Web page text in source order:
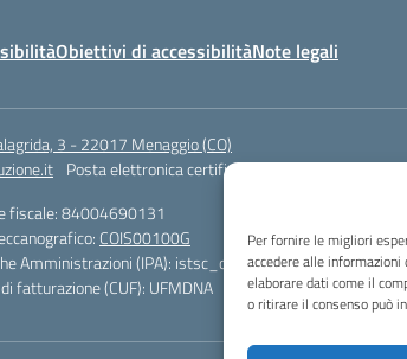
Per fornire le migliori
accedere alle
elaborare dati come il
o ritirare il consenso può
Obiettivi di accessibilitàNote legali
3 - 22017 Menaggio (CO)
Posta elettronica certificata (PEC):
fiscale: 84004690131
COIS00100G
Amministrazioni (IPA): istsc_cois00100g
fatturazione (CUF): UFMDNA